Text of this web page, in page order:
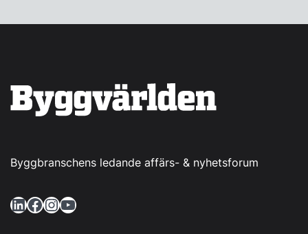
Byggbranschens ledande affärs- & nyhetsforum
LinkedIn Facebook InstagramYouTube